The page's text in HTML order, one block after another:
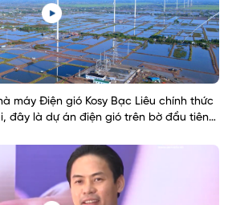
máy Điện gió Kosy Bạc Liêu chính thức
đây là dự án điện gió trên bờ đầu tiên